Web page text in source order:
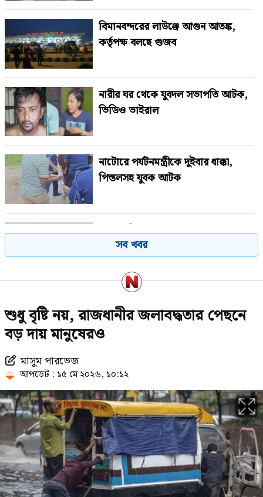
বিমানবন্দরের লাউঞ্জে আগুন আতঙ্ক,
কর্তৃপক্ষ বলছে গুজব
নারীর ঘর থেকে যুবদল সভাপতি আটক,
ভিডিও ভাইরাল
নাটোরে পর্যটনমন্ত্রীকে দুইবার ধাক্কা,
পিস্তলসহ যুবক আটক
শেখ হাসিনাকে বাংলাদেশের হাতে তুলে
দেবে ভারত, প্রত্যাশা জামায়াতের
রাষ্ট্রপতি পদে আলোচনায় এগিয়ে যারা
গোপন বৈঠক, গ্রেপ্তার ৬
ঠোঁটে ঠোঁট রেখে করেন আশীর্বাদ,
ভাইরাল ‘লিপ কিস বাবা’
সব খবর
শুধু বৃষ্টি নয়, রাজধানীর জলাবদ্ধতার পেছনে
বড় দায় মানুষেরও
মাসুম পারভেজ
আপডেট : ১৫ মে ২০২৬, ১০:১২